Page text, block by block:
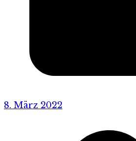
8. März 2022